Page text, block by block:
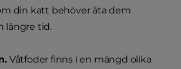
din katt behöver äta dem
längre tid.
Våtfoder finns i en mängd olika